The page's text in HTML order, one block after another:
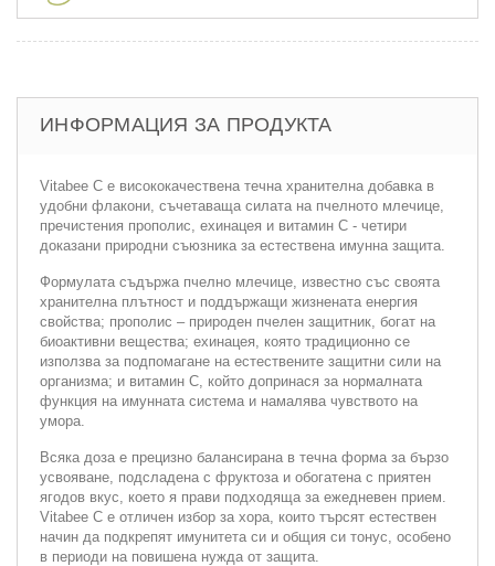
ИНФОРМАЦИЯ ЗА ПРОДУКТА
Vitabee C е висококачествена течна хранителна добавка в
удобни флакони, съчетаваща силата на пчелното млечице,
пречистения прополис, ехинацея и витамин С - четири
доказани природни съюзника за естествена имунна защита.
Формулата съдържа пчелно млечице, известно със своята
хранителна плътност и поддържащи жизнената енергия
свойства; прополис – природен пчелен защитник, богат на
биоактивни вещества; ехинацея, която традиционно се
използва за подпомагане на естествените защитни сили на
организма; и витамин С, който допринася за нормалната
функция на имунната система и намалява чувството на
умора.
Всяка доза е прецизно балансирана в течна форма за бързо
усвояване, подсладена с фруктоза и обогатена с приятен
ягодов вкус, което я прави подходяща за ежедневен прием.
Vitabee C е отличен избор за хора, които търсят естествен
начин да подкрепят имунитета си и общия си тонус, особено
в периоди на повишена нужда от защита.